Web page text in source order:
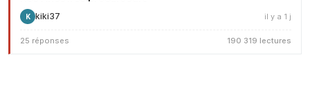
K kiki37 il y a 1 j
25 réponses 190 319 lectures